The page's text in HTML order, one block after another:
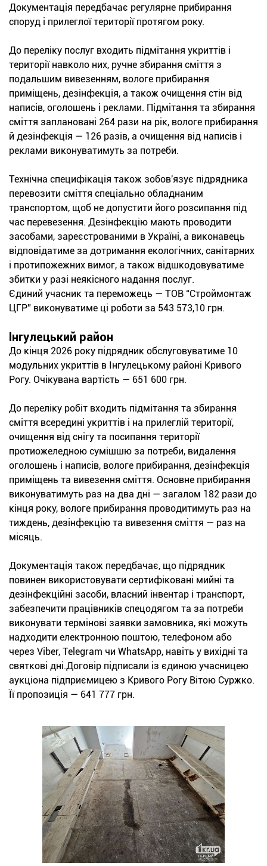
Документація передбачає регулярне прибирання
споруд і прилеглої території протягом року.
До переліку послуг входить підмітання укриттів і
території навколо них, ручне збирання сміття з
подальшим вивезенням, вологе прибирання
приміщень, дезінфекція, а також очищення стін від
написів, оголошень і реклами. Підмітання та збирання
сміття заплановані 264 рази на рік, вологе прибирання
й дезінфекція — 126 разів, а очищення від написів і
реклами виконуватимуть за потреби.
Технічна специфікація також зобов'язує підрядника
перевозити сміття спеціально обладнаним
транспортом, щоб не допустити його розсипання під
час перевезення. Дезінфекцію мають проводити
засобами, зареєстрованими в Україні, а виконавець
відповідатиме за дотримання екологічних, санітарних
і протипожежних вимог, а також відшкодовуватиме
збитки у разі неякісного надання послуг.
Єдиний учасник та переможець — ТОВ “Строймонтаж
ЦГР” виконуватиме ці роботи за 543 573,10 грн.
Інгулецький район
До кінця 2026 року підрядник обслуговуватиме 10
модульних укриттів в Інгулецькому районі Кривого
Рогу. Очікувана вартість — 651 600 грн.
До переліку робіт входить підмітання та збирання
сміття всередині укриттів і на прилеглій території,
очищення від снігу та посипання території
протиожеледною сумішшю за потреби, видалення
оголошень і написів, вологе прибирання, дезінфекція
приміщень та вивезення сміття. Основне прибирання
виконуватимуть раз на два дні — загалом 182 рази до
кінця року, вологе прибирання проводитимуть раз на
тиждень, дезінфекцію та вивезення сміття — раз на
місяць.
Документація також передбачає, що підрядник
повинен використовувати сертифіковані мийні та
дезінфекційні засоби, власний інвентар і транспорт,
забезпечити працівників спецодягом та за потреби
виконувати термінові заявки замовника, які можуть
надходити електронною поштою, телефоном або
через Viber, Telegram чи WhatsApp, навіть у вихідні та
святкові дні.Договір підписали із єдиною учасницею
аукціона підприємицею з Кривого Рогу Вітою Суржко.
Її пропозиція — 641 777 грн.